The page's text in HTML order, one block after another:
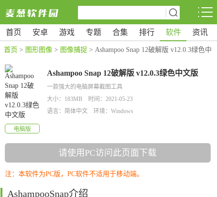
首页 安卓 游戏 专题 合集 排行 软件 资讯
首页 > 图形图像 > 图像捕捉 > Ashampoo Snap 12破解版 v12.0.3绿色中
电脑版
Ashampoo Snap 12破解版 v12.0.3绿色中文版
一款强大的电脑屏幕截图工具
大小：183MB 时间：2021-05-23
语言：简体中文 环境：Windows
请使用PC访问此页面下载
注：本软件为PC版，PC软件不适用于移动端。
AshampooSnap介绍